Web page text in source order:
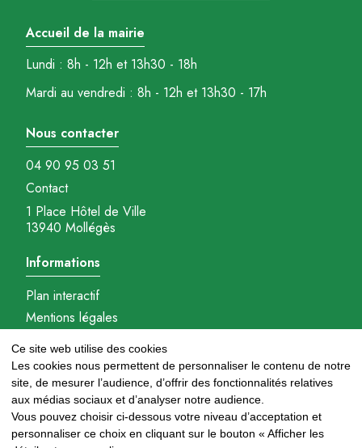
Ce site web utilise des cookies
Les cookies nous permettent de personnaliser le contenu de notre
site, de mesurer l’audience, d’offrir des fonctionnalités relatives
aux médias sociaux et d’analyser notre audience.
Vous pouvez choisir ci-dessous votre niveau d’acceptation et
personnaliser ce choix en cliquant sur le bouton « Afficher les
Accueil de la mairie
Lundi : 8h - 12h et 13h30 - 18h
Mardi au vendredi : 8h - 12h et 13h30 - 17h
Nous contacter
04 90 95 03 51
Contact
1 Place Hôtel de Ville
13940 Mollégès
Informations
Plan interactif
Mentions légales
Réalisation : Ambition-com.fr
Nous suivre